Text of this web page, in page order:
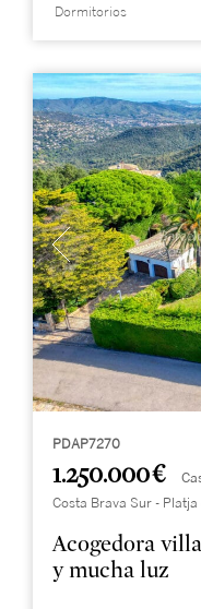
Dormitorios
PDAP7270
1.250.000 €
Costa Brava Sur - Platja
Acogedora
y mucha luz